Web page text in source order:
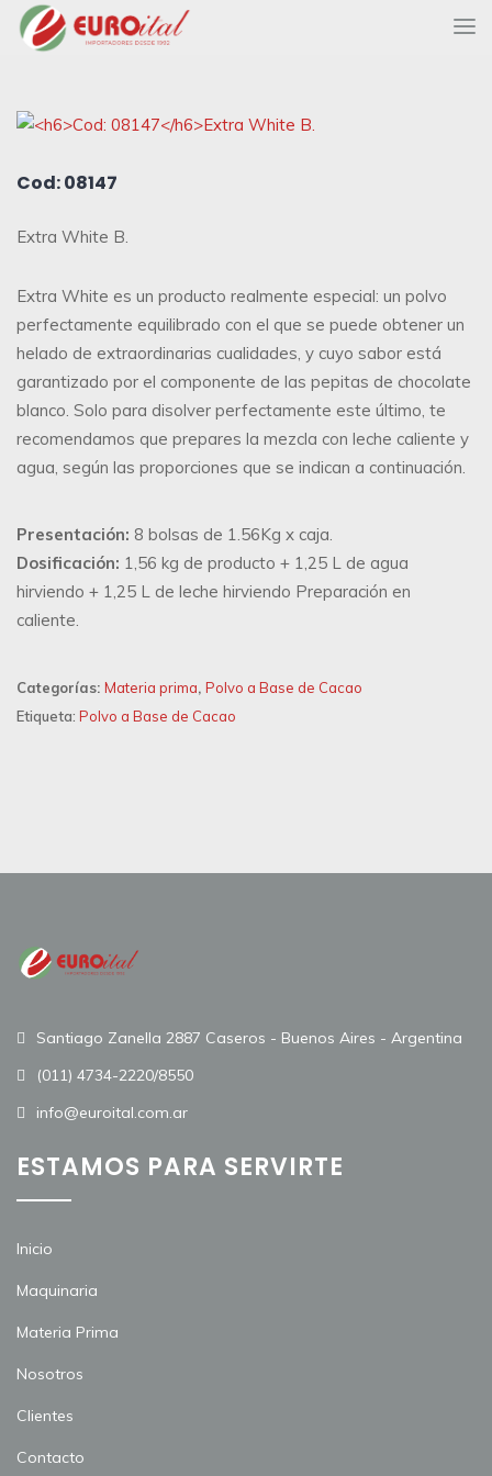
Cod: 08147
Extra White B.
Extra White es un producto realmente especial: un polvo
perfectamente equilibrado con el que se puede obtener un
helado de extraordinarias cualidades, y cuyo sabor está
garantizado por el componente de las pepitas de chocolate
blanco. Solo para disolver perfectamente este último, te
recomendamos que prepares la mezcla con leche caliente y
agua, según las proporciones que se indican a continuación.
Presentación: 8 bolsas de 1.56Kg x caja.
Dosificación: 1,56 kg de producto + 1,25 L de agua
hirviendo + 1,25 L de leche hirviendo Preparación en
caliente.
Categorías: Materia prima, Polvo a Base de Cacao
Etiqueta: Polvo a Base de Cacao
Santiago Zanella 2887 Caseros - Buenos Aires - Argentina
(011) 4734-2220/8550
info@euroital.com.ar
ESTAMOS PARA SERVIRTE
Inicio
Maquinaria
Materia Prima
Nosotros
Clientes
Contacto